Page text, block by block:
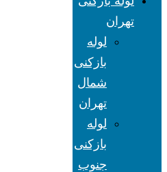
تهران
لوله
بازکنی
شمال
تهران
لوله
بازکنی
جنوب